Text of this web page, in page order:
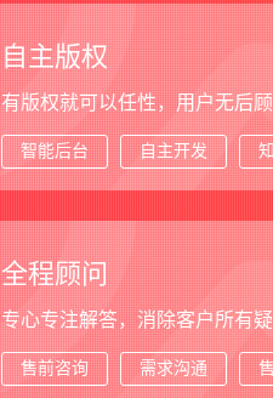
自主版权
有版权就可以任性，用户无后
智能后台 自主开发
全程顾问
专心专注解答，消除客户所有
售前咨询 需求沟通